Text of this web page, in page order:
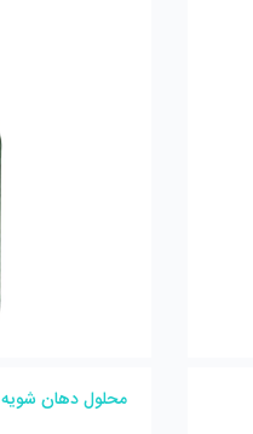
محلول دهان شویه مَس (250